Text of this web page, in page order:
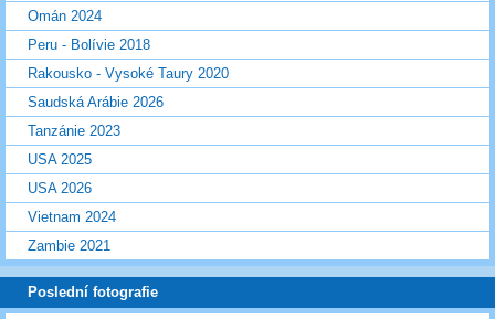
Omán 2024
Peru - Bolívie 2018
Rakousko - Vysoké Taury 2020
Saudská Arábie 2026
Tanzánie 2023
USA 2025
USA 2026
Vietnam 2024
Zambie 2021
Poslední fotografie